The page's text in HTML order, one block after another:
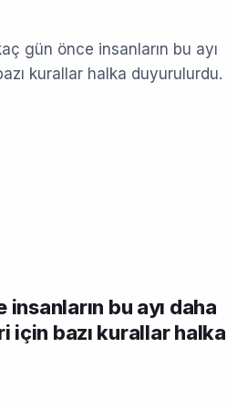
gün önce insanların bu ayı
kurallar halka duyurulurdu.
bu ayı daha
için bazı kurallar halka